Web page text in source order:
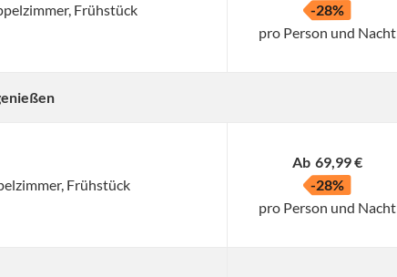
Frühstück
-28%
pro Person und Nacht
Frühstück
Ab 69,99 €
-28%
pro Person und Nacht